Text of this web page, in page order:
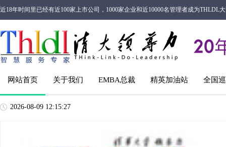
近18年时间里已经有近100家上市公司，1000家企业和近10000名管理者成为THLDL
网站首页 关于我们 EMBA总裁 精英加油站 全国
2026-08-09 12:15:28